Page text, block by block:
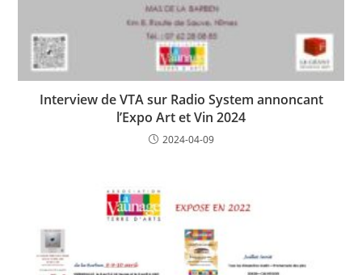
Interview de VTA sur Radio System annoncant
l’Expo Art et Vin 2024
2024-04-09